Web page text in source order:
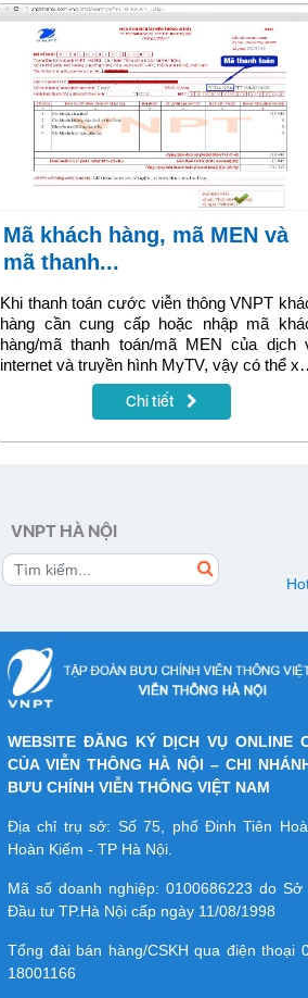
Mã khách hàng, mã MEN và
mã thanh...
Khi thanh toán cước viễn thông VNPT
hàng cần cung cấp hoặc nhập mã
hàng/mã thanh toán/mã MEN của dịch
internet và truyền hình MyTV, vậy có thể
các mã dịch vụ này tại đâu? Bài viết sau
cung cấp đầy đủ thông tin.
Chi tiết
VNPT HÀ NỘI
WEBSITE ĐĂNG KÝ DỊCH VỤ ONLINE
CỦA VIỄN THÔNG HÀ NỘI – CHI
BƯU CHÍNH VIỄN THÔNG VIỆT NAM
Địa chỉ trụ sở: Số 75, phố Đinh Tiên
Hoàn Kiếm - TP Hà Nội.
Mã số doanh nghiệp:0100686223 do Sở
Đầu tư TP.Hà Nội cấp ngày 11/08/1998
Tổng đài bán hàng/CSKH qua điện thoại
18001166